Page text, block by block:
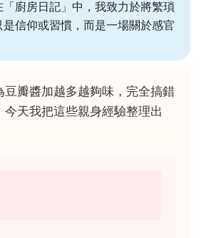
廚房日記」中，我致力於將繁瑣
信仰或習慣，而是一場關於感官
瓣醬加越多越夠味，完全搞錯
天我把這些親身經驗整理出